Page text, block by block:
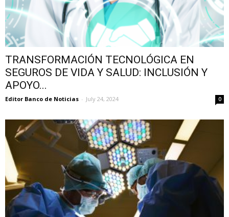
TRANSFORMACIÓN TECNOLÓGICA EN
SEGUROS DE VIDA Y SALUD: INCLUSIÓN Y
APOYO...
Editor Banco de Noticias - July 24, 2024 0